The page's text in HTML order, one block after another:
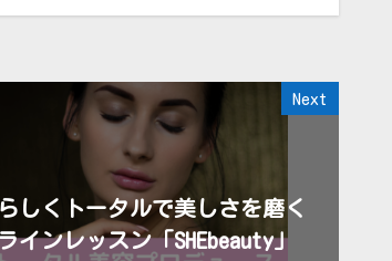
Next
しくトータルで美しさを磨く
インレッスン「SHEbeauty」